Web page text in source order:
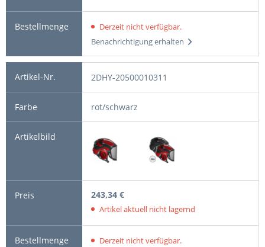
Derzeit nicht verfügbar.
Benachrichtigung erhalten
2DHY-20500010311
rot/schwarz
243,34 €
Artikel aktuell nicht lagernd
Derzeit nicht verfügbar.